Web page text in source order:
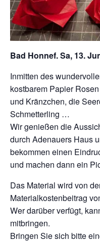
Bad Honnef. Sa, 13.
Inmitten des
kostbarem Papier
und Kränzchen, die
Schmetterling …
Wir genießen die
durch Adenauers Haus
bekommen einen
und machen dann ein
Das Material wird von
Materialkostenbeitrag
Wer darüber verfügt,
mitbringen.
Bringen Sie sich bitte